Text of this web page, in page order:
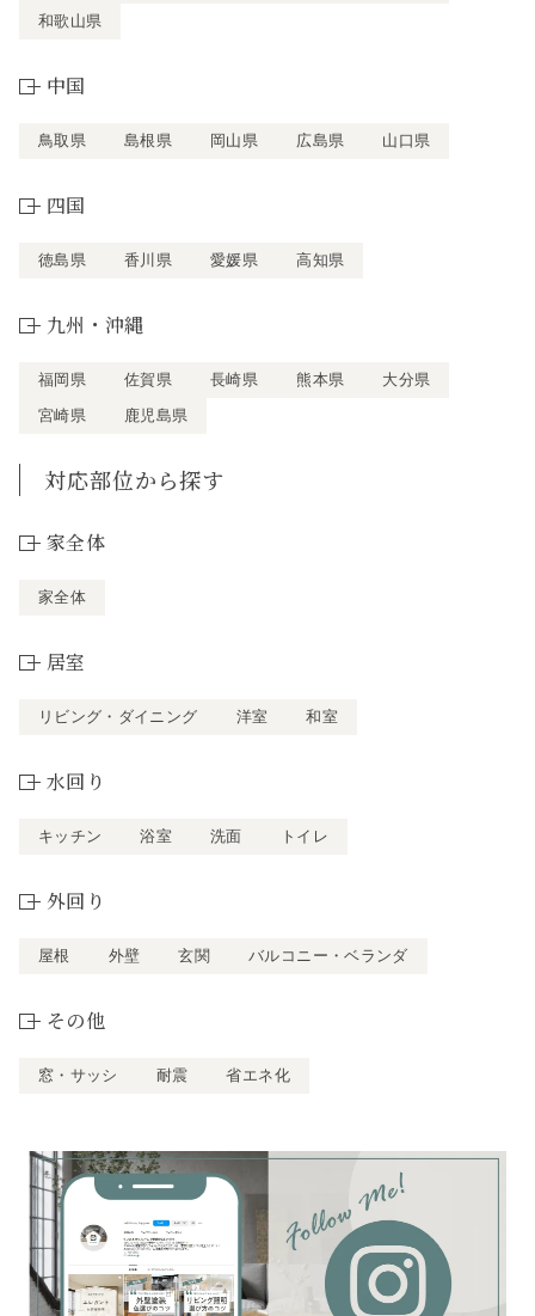
和歌山県
中国
鳥取県 島根県 岡山県 広島県 山口県
四国
徳島県 香川県 愛媛県 高知県
九州・沖縄
福岡県 佐賀県 長崎県 熊本県
大分県
宮崎県
鹿児島県
対応部位から探す
家全体
家全体
居室
リビング・ダイニング 洋室 和室
水回り
キッチン 浴室 洗面 トイレ
外回り
屋根 外壁 玄関 バルコニー・ベランダ
その他
窓・サッシ 耐震 省エネ化